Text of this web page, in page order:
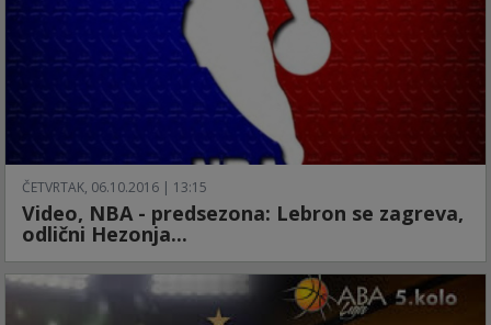
ČETVRTAK, 06.10.2016 | 13:15
Video, NBA - predsezona: Lebron se zagreva,
odlični Hezonja...